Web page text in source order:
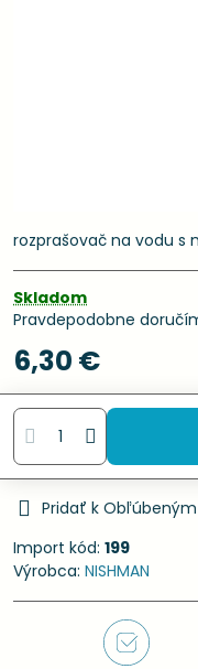
rozprašovač na vodu s
Skladom
Pravdepodobne
6,30 €
Pridať k Obľúbeným
Import kód: 199
Výrobca: NISHMAN